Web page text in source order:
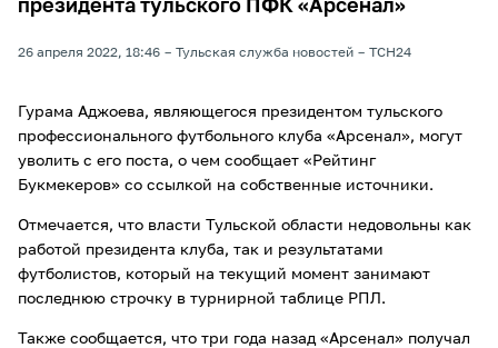
президента тульского ПФК «Арсенал»
26 апреля 2022, 18:46 Тульская служба новостей ТСН24
Гурама Аджоева, являющегося президентом тульского
профессионального футбольного клуба «Арсенал», могут
уволить с его поста, о чем сообщает «Рейтинг
Букмекеров» со ссылкой на собственные источники.
Отмечается, что власти Тульской области недовольны как
работой президента клуба, так и результатами
футболистов, который на текущий момент занимают
последнюю строчку в турнирной таблице РПЛ.
Также сообщается, что три года назад «Арсенал» получал